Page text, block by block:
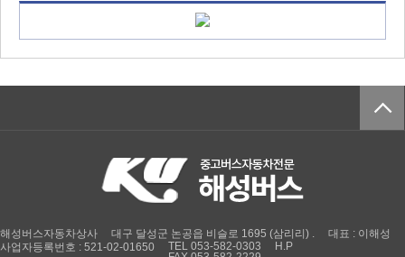
해성버스자동차상사 대구 달성군 논공읍 비슬로 1695 (삼리리) .
대표 : 이해성
사업자등록번호 : 521-02-01650
TEL 053-582-0303
H.P